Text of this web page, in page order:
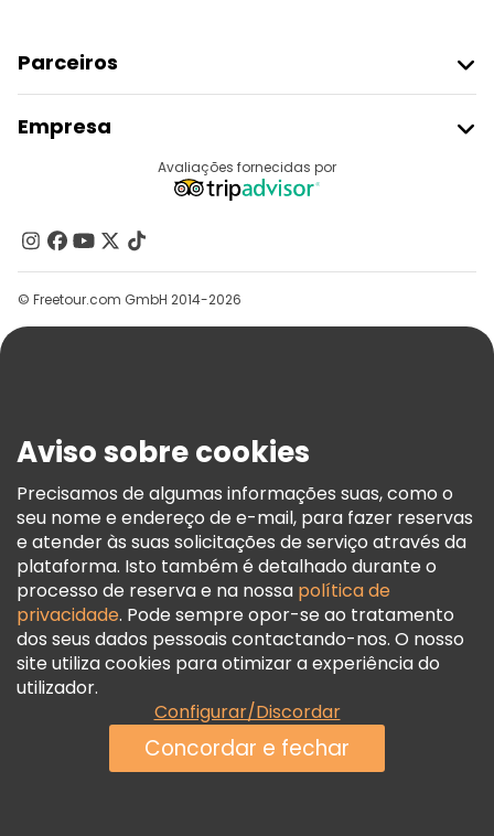
Parceiros
Registo Do Fornecedor
Programa De Afiliados
Empresa
Contacte-Nos
Grupos
Ajuda
Termos E Informações Legais
Política De Cookies
Freetour Prémios
Programa De Fidelidade
Avaliações fornecidas por
© Freetour.com GmbH 2014-2026
Aviso sobre cookies
Precisamos de algumas informações suas, como o
seu nome e endereço de e-mail, para fazer reservas
e atender às suas solicitações de serviço através da
plataforma. Isto também é detalhado durante o
processo de reserva e na nossa política de
privacidade. Pode sempre opor-se ao tratamento
dos seus dados pessoais contactando-nos. O nosso
site utiliza cookies para otimizar a experiência do
utilizador.
Configurar/Discordar
Concordar e fechar